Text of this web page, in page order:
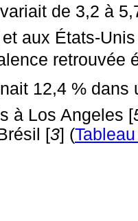
variait de 3,2 à
aux États-
retrouvée
12,4 %
à Los Angeles [
[3] (